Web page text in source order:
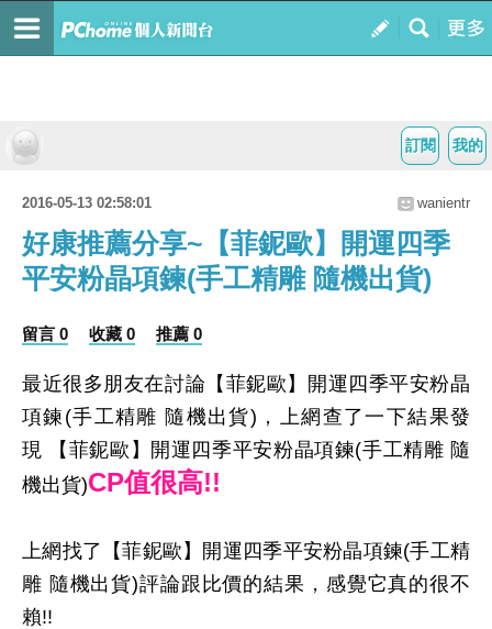
我的
訂閱
2016-05-13 02:58:01 wanientr
好康推薦分享~【菲鈮歐】開運四季
平安粉晶項鍊(手工精雕 隨機出貨)
留言 0 收藏 0 推薦 0
最近很多朋友在討論【菲鈮歐】開運四季平安粉晶
項鍊(手工精雕 隨機出貨)，上網查了一下結果發
現 【菲鈮歐】開運四季平安粉晶項鍊(手工精雕 隨
機出貨)CP值很高!!
上網找了【菲鈮歐】開運四季平安粉晶項鍊(手工精
雕 隨機出貨)評論跟比價的結果，感覺它真的很不
賴!!